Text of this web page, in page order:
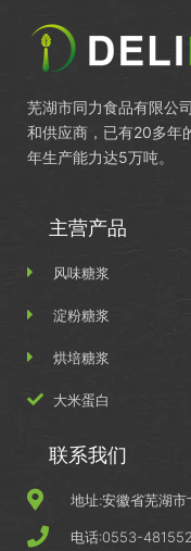
芜湖市同力食品有限公
和供应商，已有20多年
年生产能力达5万吨。
主营产品
风味糖浆
淀粉糖浆
烘培糖浆
大米蛋白
联系我们
地址:安徽省芜湖市
电话:0553-